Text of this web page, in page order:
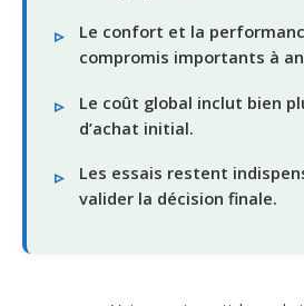
Le confort et la
compromis importants à
Le coût global inclut bien
d’achat initial.
Les essais restent
valider la décision finale.